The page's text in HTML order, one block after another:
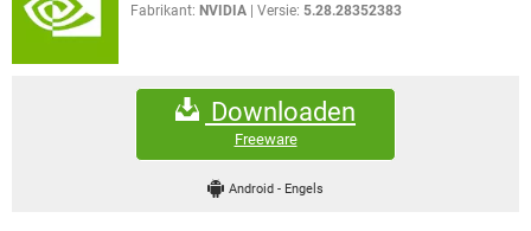
GRATIS SNAPCHAT
NETFLIX
VIDEOBELLEN GAMES
CORONAVIRUS
SNAPCHAT
FORUM
WINDOWS 10
CORONAVIRUS
SNAPCHAT
GAMES
Fabrikant: NVIDIA Versie: 5.28.28352383
Downloaden
Freeware
Android - Engels